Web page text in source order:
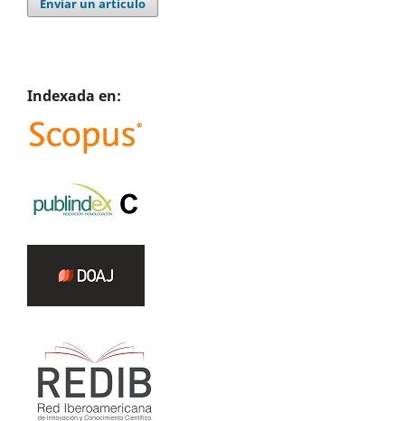
Enviar un artículo
Indexada en: